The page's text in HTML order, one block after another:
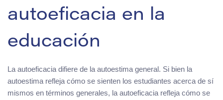
autoeficacia en la
educación
La autoeficacia difiere de la autoestima general. Si bien la
autoestima refleja cómo se sienten los estudiantes acerca de sí
mismos en términos generales, la autoeficacia refleja cómo se